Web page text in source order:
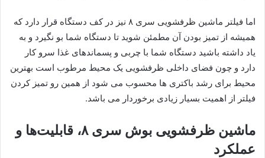
اما فیلتر ماشین ظرفشویی سری ۸ نیز در کف دستگاه قرار دارد که
همیشه از تمیز بودن آن مطمئن شوید تا دستگاه شما بو نگیرد و به
یاد داشته باشید دستگاه شما با چربی و پسماندهای غذا سرو کار
دارد و چون فضای داخلی ظرفشویی یک محیط مرطوب است بهترین
محیط برای رشد باکتری ها محسوب می شود از همین رو تمیز کردن
فیلتر از اهمیت بسیار زیادی برخوردار می باشد.
ماشین‌ ظرفشویی بوش سری ۸، قابلیت‌ها و
عملکرد